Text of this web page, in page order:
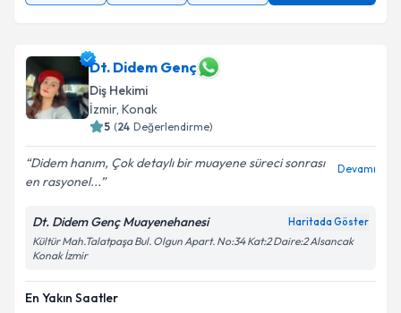
Dt. Didem Genç
Diş Hekimi
İzmir, Konak
5 (24 Değerlendirme)
Didem hanım, Çok detaylı bir muayene süreci sonrası
en rasyonel...
Devamı
Dt. Didem Genç Muayenehanesi Haritada Göster
Kültür Mah.Talatpaşa Bul. Olgun Apart. No:34 Kat:2 Daire:2 Alsancak
Konak İzmir
En Yakın Saatler